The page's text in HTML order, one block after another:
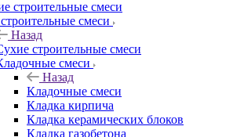
смеси
Назад
строительные смеси
смеси
Назад
Кладочные смеси
Кладка кирпича
Кладка керамических блоков
Кладка газобетона